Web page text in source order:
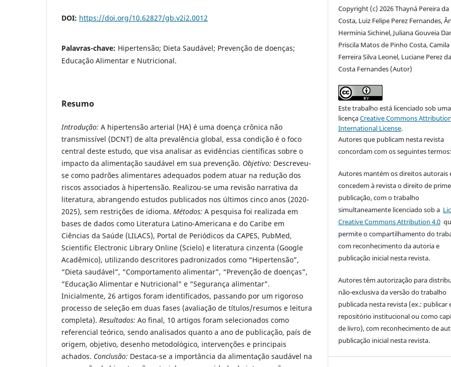
DOI: https://doi.org/10.62827/gb.v2i2.0012
Palavras-chave: Hipertensão; Dieta Saudável; Prevenção de doenças;
Educação Alimentar e Nutricional.
Resumo
Introdução: A hipertensão arterial (HA) é uma doença crônica não
transmissível (DCNT) de alta prevalência global, essa condição é o foco
central deste estudo, que visa analisar as evidências científicas sobre o
impacto da alimentação saudável em sua prevenção. Objetivo: Descreveu-
se como padrões alimentares adequados podem atuar na redução dos
riscos associados à hipertensão. Realizou-se uma revisão narrativa da
literatura, abrangendo estudos publicados nos últimos cinco anos (2020-
2025), sem restrições de idioma. Métodos: A pesquisa foi realizada em
bases de dados como Literatura Latino-Americana e do Caribe em
Ciências da Saúde (LILACS), Portal de Periódicos da CAPES, PubMed,
Scientific Electronic Library Online (Scielo) e literatura cinzenta (Google
Acadêmico), utilizando descritores padronizados como “Hipertensão”,
“Dieta saudável”, “Comportamento alimentar”, “Prevenção de doenças”,
“Educação Alimentar e Nutricional” e “Segurança alimentar”.
Inicialmente, 26 artigos foram identificados, passando por um rigoroso
processo de seleção em duas fases (avaliação de títulos/resumos e leitura
completa). Resultados: Ao final, 10 artigos foram selecionados como
referencial teórico, sendo analisados quanto a ano de publicação, país de
origem, objetivo, desenho metodológico, intervenções e principais
achados. Conclusão: Destaca-se a importância da alimentação saudável na
Copyright (c) 2026 Thayná Pereira da
Costa, Luiz Felipe Perez Fernandes,
Hermínia Sichinel, Juliana Gouveia
Priscila Matos de Pinho Costa, Camila
Ferreira Silva Leonel, Luciane Perez da
Costa Fernandes (Autor)
Este trabalho está licenciado sob uma
licençaCreative Commons
International License.
Autores que publicam nesta revista
concordam com os seguintes termos:
Autores mantém os direitos autorais
concedem à revista o direito de
publicação, com o trabalho
simultaneamente licenciado sob a
Creative Commons Attribution 4.0
permite o compartilhamento do
com reconhecimento da autoria e
publicação inicial nesta revista.
Autores têm autorização para
não-exclusiva da versão do trabalho
publicada nesta revista (ex.: publicar
repositório institucional ou como
de livro), com reconhecimento de
publicação inicial nesta revista.